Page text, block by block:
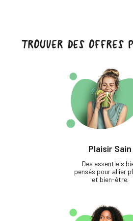
TROUVER DES OFFRES
Plaisir Sain
Des essentiels
pensés pour allier
et bien-être.